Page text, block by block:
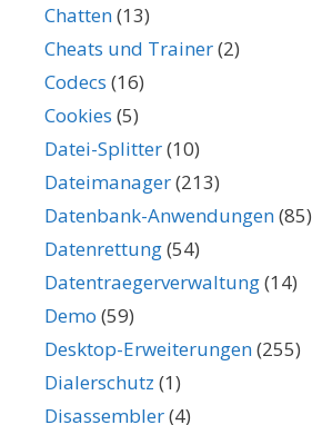
Chatten(13)
Cheats und Trainer(2)
Codecs (16)
Cookies (5)
Datei-Splitter(10)
Dateimanager(213)
Datenbank-Anwendungen(85)
Datenrettung(54)
Datentraegerverwaltung(14)
Demo (59)
Desktop-Erweiterungen(255)
Dialerschutz (1)
Disassembler(4)